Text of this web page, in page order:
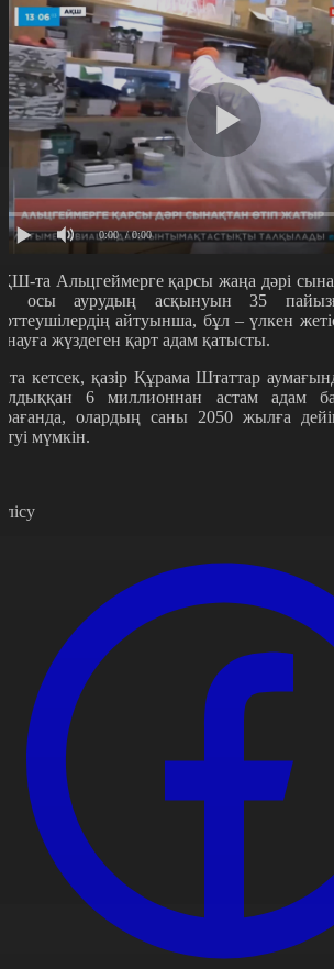
0:00 / 0:00
та Альцгеймерге қарсы жаңа дәрі
осы аурудың асқынуын 35
айтуынша, бұл – үлкен
жүздеген қарт адам қатысты.
кетсек, қазір Құрама Штаттар
6 миллионнан астам адам
олардың саны 2050 жылға
мүмкін.